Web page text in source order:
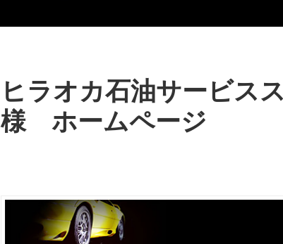
ヒラオカ石油サービス
様 ホームページ